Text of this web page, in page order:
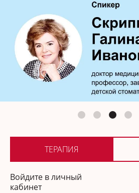
Для
Терапия
ТЕРАПИЯ
Войдите в личный
кабинет